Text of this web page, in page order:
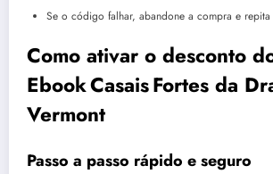
Se o código falhar, abandone a compra e
Como ativar o desconto
Ebook Casais Fortes da
Vermont
Passo a passo rápido e seguro